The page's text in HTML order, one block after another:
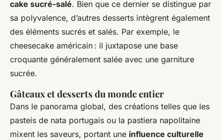
cake sucré-salé. Bien que ce dernier se distingue par
sa polyvalence, d’autres desserts intègrent également
des éléments sucrés et salés. Par exemple, le
cheesecake américain : il juxtapose une base
croquante généralement salée avec une garniture
sucrée.
Gâteaux et desserts du monde entier
Dans le panorama global, des créations telles que les
pasteis de nata portugais ou la pastiera napolitaine
mixent les saveurs, portant une influence culturelle